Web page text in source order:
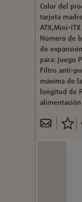
Color del
tarjeta
ATX,Mini-
Número de
de
para: Juego
Filtro anti-
máxima de
longitud de